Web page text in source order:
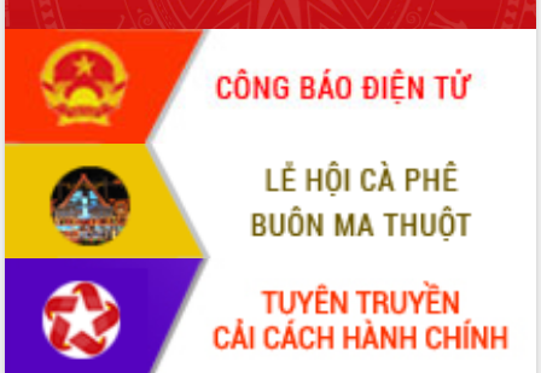
món ăn từ sầu riêng
Đắk Lắk công bố Quy hoạch và xúc
tiến đầu tư tỉnh
Ngành cá ngừ Đắk Lắk chủ động thích
ứng để giữ vững thị trường xuất khẩu
Diễn đàn Kinh tế tư nhân Việt Nam đột
phá cơ chế - Hợp tác công tư
Đề án 06 tạo bước ngoặt đột phá trong
cải cách hành chính tỉnh Đắk Lắk
Kết nối tour, đẩy mạnh chuyển đổi số
để phát triển du lịch Đắk Lắk
Khởi động Dự án Đầu tư xây dựng hạ
tầng kỹ thuật Cụm công nghiệp Tân